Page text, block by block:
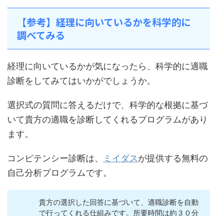
【参考】経理に向いているかを科学的に
調べてみる
経理に向いているかが気になったら、科学的に適職
診断をしてみてはいかがでしょうか。
選択式の質問に答えるだけで、科学的な根拠に基づ
いて貴方の適職を診断してくれるプログラムがあり
ます。
コンピテンシー診断は、 ミイダスが提供する無料の
自己分析プログラムです。
貴方の選択した回答に基づいて、適職診断を自動
で行ってくれる仕組みです。所要時間は約３０分